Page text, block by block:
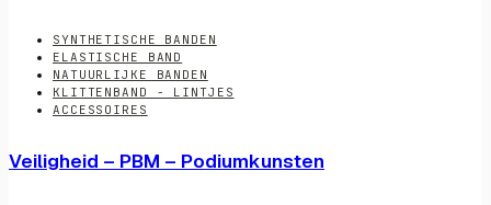
SYNTHETISCHE BANDEN
ELASTISCHE BAND
NATUURLIJKE BANDEN
KLITTENBAND - LINTJES
ACCESSOIRES
Veiligheid – PBM – Podiumkunsten